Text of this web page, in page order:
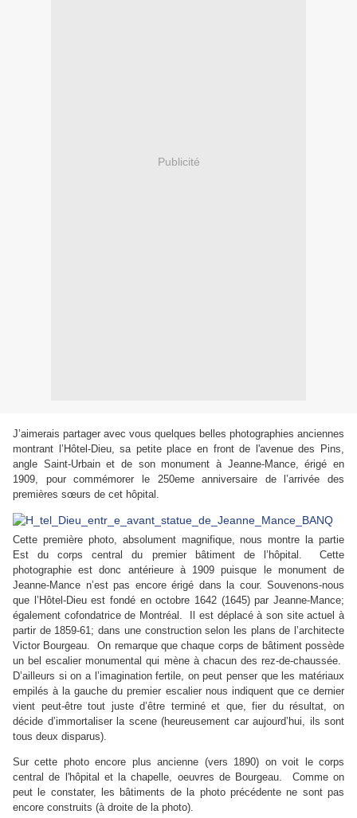
Publicité
J’aimerais partager avec vous quelques belles photographies anciennes
montrant l’Hôtel-Dieu, sa petite place en front de l'avenue des Pins,
angle Saint-Urbain et de son monument à Jeanne-Mance, érigé en
1909, pour commémorer le 250eme anniversaire de l’arrivée des
premières sœurs de cet hôpital.
Cette première photo, absolument magnifique, nous montre la partie
Est du corps central du premier bâtiment de l’hôpital.
Cette
photographie est donc antérieure à 1909 puisque le monument de
Jeanne-Mance n’est pas encore érigé dans la cour. Souvenons-nous
que l’Hôtel-Dieu est fondé en octobre 1642 (1645) par Jeanne-Mance;
également cofondatrice de Montréal.
Il est déplacé à son site actuel à
partir de 1859-61; dans une construction selon les plans de l’architecte
Victor Bourgeau.
On remarque que chaque corps de bâtiment possède
un bel escalier monumental qui mène à chacun des rez-de-chaussée.
D’ailleurs si on a l’imagination fertile, on peut penser que les matériaux
empilés à la gauche du premier escalier nous indiquent que ce dernier
vient peut-être tout juste d’être terminé et que, fier du résultat, on
décide d’immortaliser la scene (heureusement car aujourd’hui, ils sont
tous deux disparus).
Sur cette photo encore plus ancienne (vers 1890) on voit le corps
central de l'hôpital et la chapelle, oeuvres de Bourgeau. Comme on
peut le constater, les bâtiments de la photo précédente ne sont pas
encore construits (à droite de la photo).